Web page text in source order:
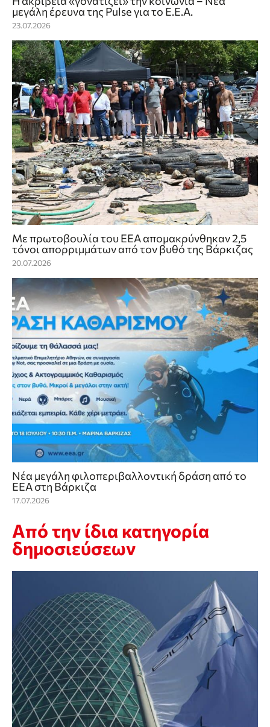
μεγάλη έρευνα της Pulse για το Ε.Ε.Α.
23.07.2026
Με πρωτοβουλία του ΕΕΑ απομακρύνθηκαν 2,5
τόνοι απορριμμάτων από τον βυθό της Βάρκιζας
20.07.2026
Νέα μεγάλη φιλοπεριβαλλοντική δράση από το
ΕΕΑ στη Βάρκιζα
17.07.2026
Από την ίδια κατηγορία
δημοσιεύσεων